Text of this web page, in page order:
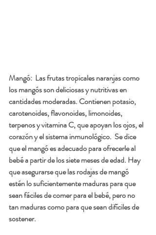
Mangó: Las frutas tropicales naranjas como
los mangós son deliciosas y nutritivas en
cantidades moderadas. Contienen potasio,
carotenoides, flavonoides, limonoides,
terpenos y vitamina C, que apoyan los ojos, el
corazón y el sistema inmunológico.  Se dice
que el mangó es adecuado para ofrecerle al
bebé a partir de los siete meses de edad. Hay
que asegurarse que las rodajas de mangó
estén lo suficientemente maduras para que
sean fáciles de comer para el bebé, pero no
tan maduras como para que sean difíciles de
sostener.